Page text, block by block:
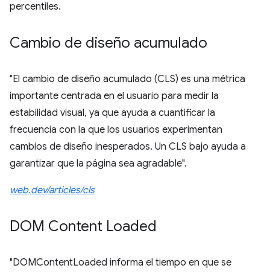
percentiles.
Cambio de diseño acumulado
"El cambio de diseño acumulado (CLS) es una métrica
importante centrada en el usuario para medir la
estabilidad visual, ya que ayuda a cuantificar la
frecuencia con la que los usuarios experimentan
cambios de diseño inesperados. Un CLS bajo ayuda a
garantizar que la página sea agradable".
web.dev/articles/cls
DOM Content Loaded
"DOMContentLoaded informa el tiempo en que se